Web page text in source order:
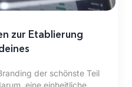
zur Etablierung
der schönste Teil
eine einheitliche